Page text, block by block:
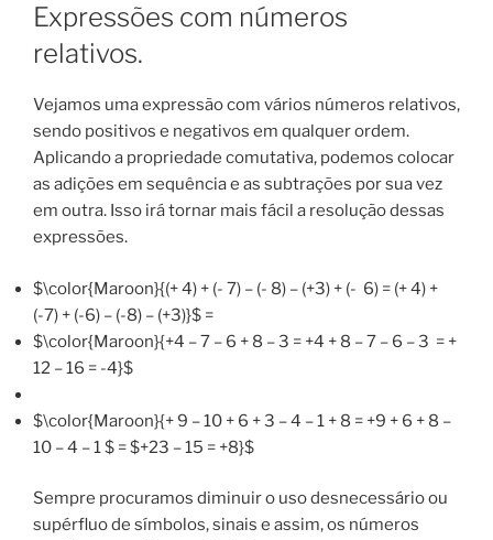
Expressões com números
relativos.
Vejamos uma expressão com vários números relativos,
sendo positivos e negativos em qualquer ordem.
Aplicando a propriedade comutativa, podemos colocar
as adições em sequência e as subtrações por sua vez
em outra. Isso irá tornar mais fácil a resolução dessas
expressões.
$\color{Maroon}{(+ 4) + (- 7) – (- 8) – (+3) + (- 6) = (+ 4) +
(-7) + (-6) – (-8) – (+3)}$ =
$\color{Maroon}{+4 – 7 – 6 + 8 – 3 = +4 + 8 – 7 – 6 – 3 = +
12 – 16 = -4}$
$\color{Maroon}{+ 9 – 10 + 6 + 3 – 4 – 1 + 8 = +9 + 6 + 8 –
10 – 4 – 1 $ = $+23 – 15 = +8}$
Sempre procuramos diminuir o uso desnecessário ou
supérfluo de símbolos, sinais e assim, os números